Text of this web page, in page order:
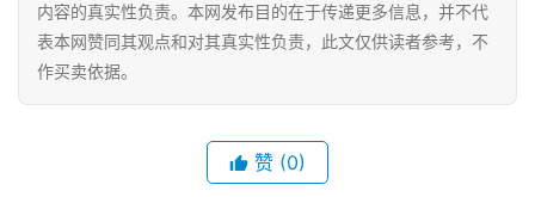
娱
乐
综
艺
内容的真实性负责。本网发布目的在于传递更多信息，并不代
表本网赞同其观点和对其真实性负责，此文仅供读者参考，不
作买卖依据。
赞 (0)